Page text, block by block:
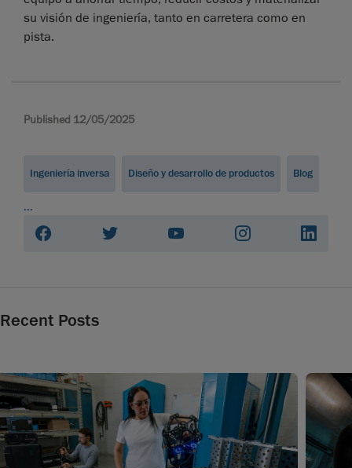
su visión de ingeniería, tanto en carretera como en
pista.
Published 12/05/2025
Ingeniería inversa Diseño y desarrollo de productos Blog
...
Recent Posts